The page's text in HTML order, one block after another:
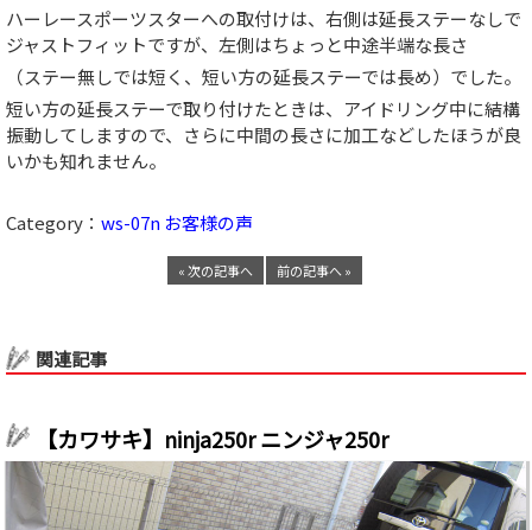
ハーレースポーツスターへの取付けは、右側は延長ステーなしで
ジャストフィットですが、左側はちょっと中途半端な長さ
（ステー無しでは短く、短い方の延長ステーでは長め）でした。
短い方の延長ステーで取り付けたときは、アイドリング中に結構
振動してしますので、さらに中間の長さに加工などしたほうが良
いかも知れません。
Category： ws-07n お客様の声
« 次の記事へ 前の記事へ »
関連記事
【カワサキ】ninja250r ニンジャ250r